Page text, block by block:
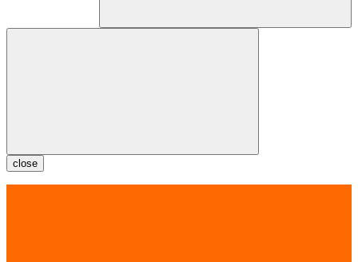
close